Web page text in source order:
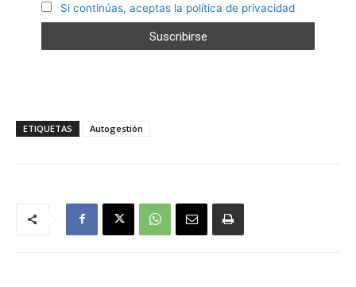
Si continúas, aceptas la política de privacidad
ETIQUETAS Autogestión